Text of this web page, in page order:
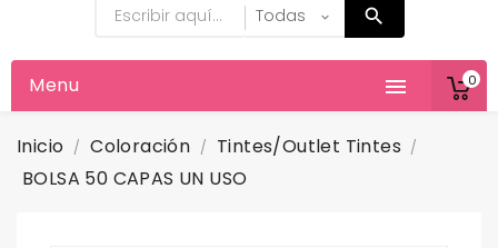
0

Menu
Inicio Coloración
Tintes/outlet Tintes
BOLSA 50 CAPAS UN USO